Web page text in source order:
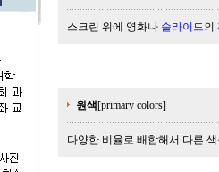
스크린 위에 영화나 슬라이드의
원색 [primary colors]
다양한 비율로 배합해서 다른